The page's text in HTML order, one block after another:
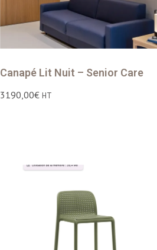
Canapé Lit Nuit – Senior Care
3190,00€ HT